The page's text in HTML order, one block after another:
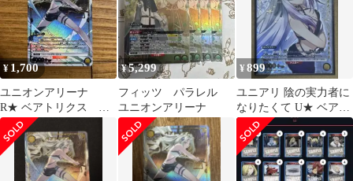
¥ 1,700
ユニオンアリーナ
R★ ベアトリクス 陰
の実力者になりたく
て！ パラレル
¥5,299
フィッツ パラレル
ユニオンアリーナ
¥899
ユニアリ 陰の実力者に
なりたくて U★ ベアト
リクス パラレル